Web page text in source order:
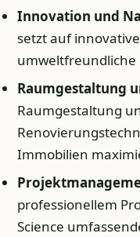
Innovation und
setzt auf
umweltfreundliche
Raumgestaltung
Raumgestaltung
Immobilien
professionellem
Science